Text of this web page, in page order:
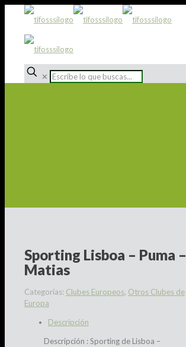
✕
Sporting Lisboa – Puma –
Matias
Categorías: Clubes Europeos, Otros Clubes de
Europa
Descripción
Descripción : Sporting de Lisboa –